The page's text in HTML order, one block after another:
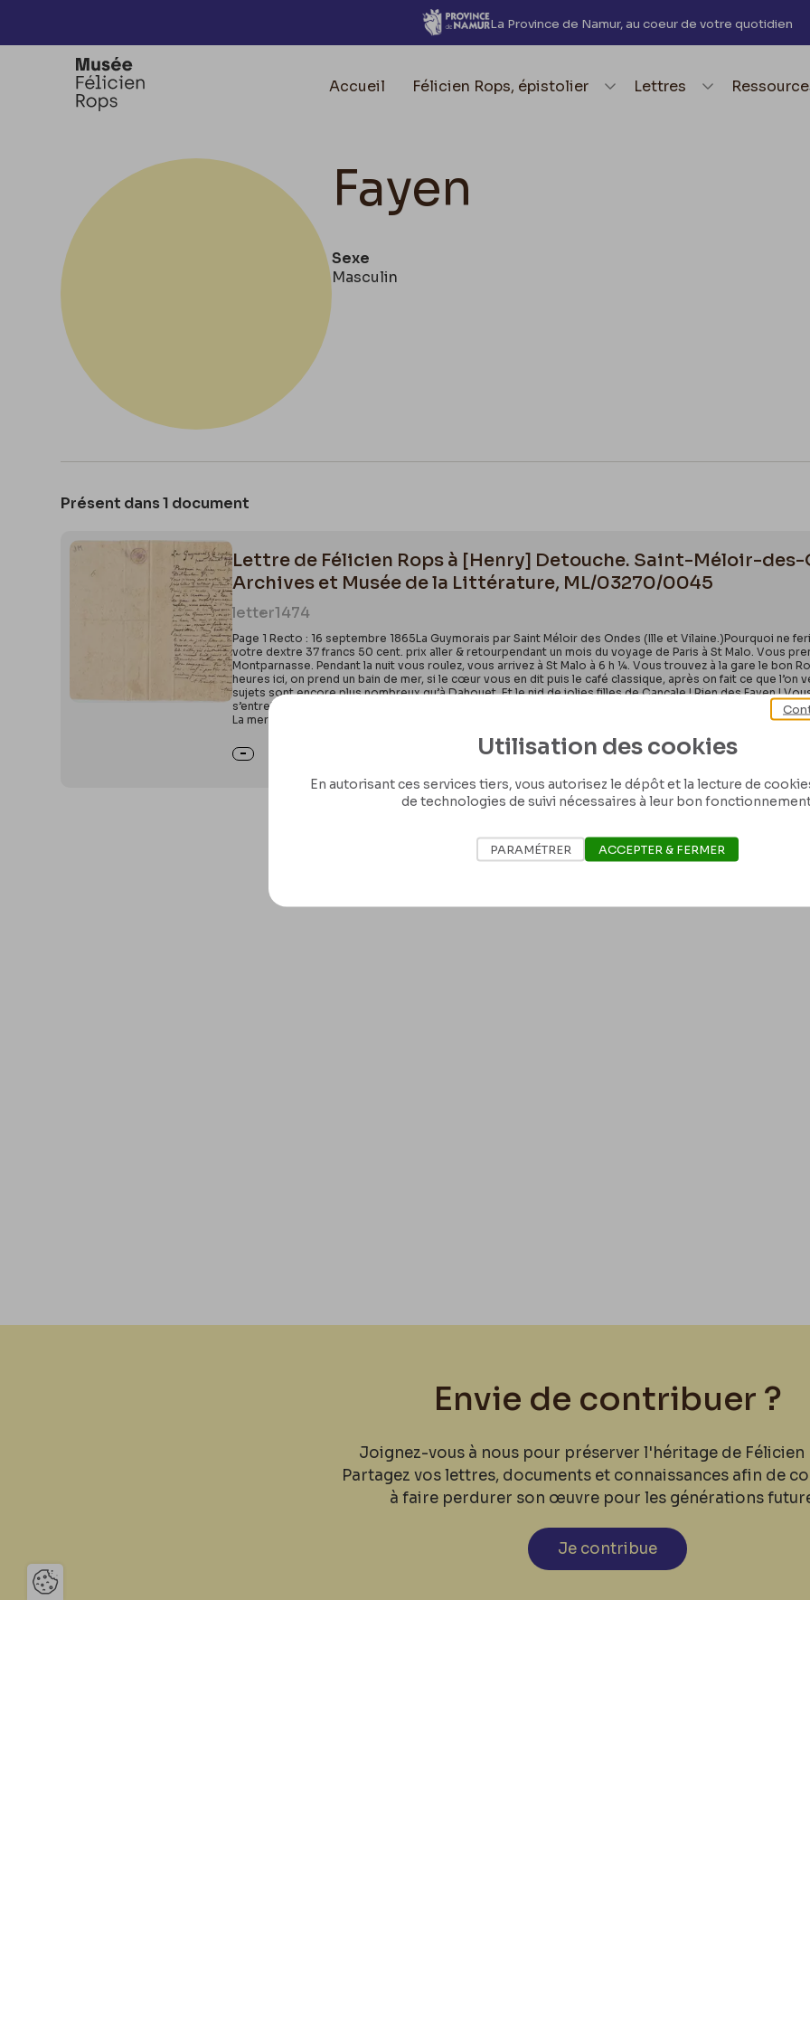
La Province de Namur, au coeur de votre quotidien
Accueil element.menu.open_menu
Félicien Rops, épistolier Lettres
Fayen
Sexe
Masculin
Présent dans 1 document
Lettre de Félicien Rops à [Henry] Detouche. Saint-Méloir-
Archives et Musée de la Littérature, ML/03270/0045
letter1474
Page 1 Recto : 16 septembre 1865La Guymorais par Saint Méloir des Ondes (Ille et Vilaine.)Pourquoi ne
votre dextre 37 francs 50 cent. prix aller & retourpendant un mois du voyage de Paris à St Malo. Vous
Montparnasse. Pendant la nuit vous roulez, vous arrivez à St Malo à 6 h ¼. Vous trouvez à la gare le bon
heures ici, on prend un bain de mer, si le cœur vous en dit puis le café classique, après on fait ce que
sujets sont encore plus nombreux qu’à Dahouet. Et le nid de jolies filles de Cancale ! Rien des Fayen !
s’entrebaille pour vous. – Haraucourt est venu huit jours et le bon Flamand Eugène Demolder l’auteur
La mer n
Envie de contribuer ?
Joignez-vous à nous pour préserver l'héritage de Félicien
Partagez vos lettres, documents et connaissances afin de
à faire perdurer son œuvre pour les générations
Je contribue
Ouvrir la barre de gestion des cookies
Utilisation des cookies
En autorisant ces services tiers, vous autorisez le dépôt et la lecture de
de technologies de suivi nécessaires à leur bon
PARAMÉTRER ACCEPTER & FERMER